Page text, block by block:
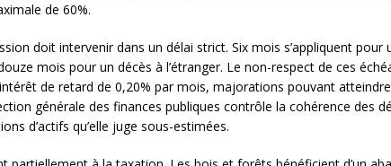
de 60%.
doit intervenir dans un délai strict. Six mois s’appliquent pour
mois pour un décès à l’étranger. Le non-respect de ces
de retard de 0,20% par mois, majorations pouvant
générale des finances publiques contrôle la cohérence des
d’actifs qu’elle juge sous-estimées.